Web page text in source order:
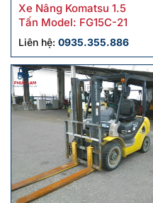
Xe Nâng Komatsu 1.5
Tấn Model: FG15C-21
Liên hệ: 0935.355.886